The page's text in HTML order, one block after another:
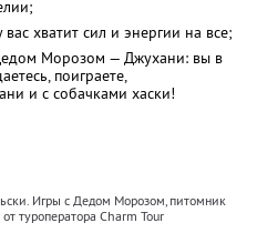
хватит сил и энергии на все;
Морозом — Джухани: вы в
поиграете,
и с собачками хаски!
Игры с Дедом Морозом, питомник
туроператора Charm Tour